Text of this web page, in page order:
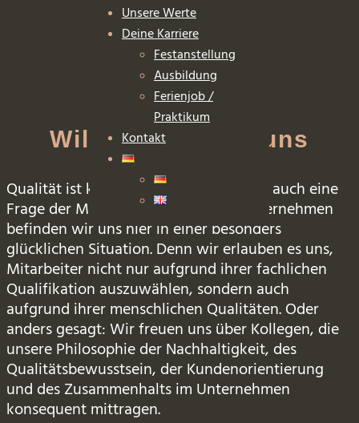
Unsere Werte
Deine Karriere
Festanstellung
Ausbildung
Ferienjob /
Praktikum
Kontakt
Willkommen bei uns
Qualität ist kein Zufall, sondern immer auch eine
Frage der Mitarbeiter. Als Familienunternehmen
befinden wir uns hier in einer besonders
glücklichen Situation. Denn wir erlauben es uns,
Mitarbeiter nicht nur aufgrund ihrer fachlichen
Qualifikation auszuwählen, sondern auch
aufgrund ihrer menschlichen Qualitäten. Oder
anders gesagt: Wir freuen uns über Kollegen, die
unsere Philosophie der Nachhaltigkeit, des
Qualitätsbewusstsein, der Kundenorientierung
und des Zusammenhalts im Unternehmen
konsequent mittragen.